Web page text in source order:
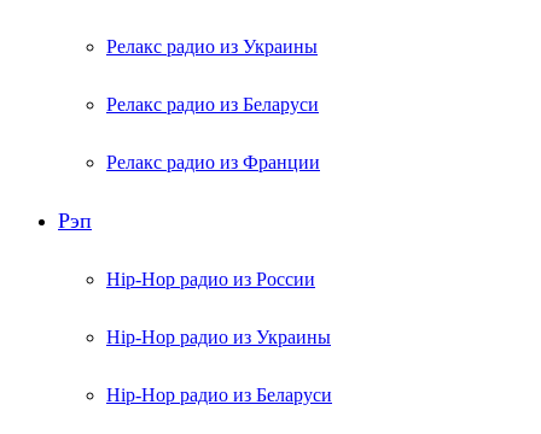
Релакс радио из Украины
Релакс радио из Беларуси
Релакс радио из Франции
Рэп
Hip-Hop радио из России
Hip-Hop радио из Украины
Hip-Hop радио из Беларуси